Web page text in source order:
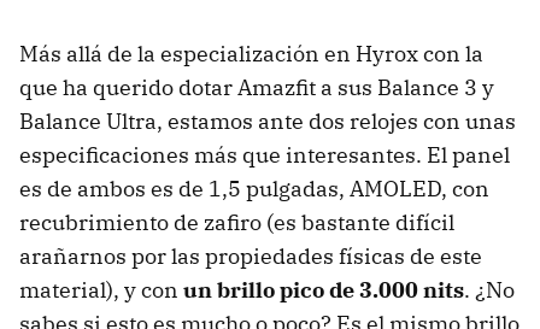
Más allá de la especialización en Hyrox con la
que ha querido dotar Amazfit a sus Balance 3 y
Balance Ultra, estamos ante dos relojes con unas
especificaciones más que interesantes. El panel
es de ambos es de 1,5 pulgadas, AMOLED, con
recubrimiento de zafiro (es bastante difícil
arañarnos por las propiedades físicas de este
material), y con un brillo pico de 3.000 nits. ¿No